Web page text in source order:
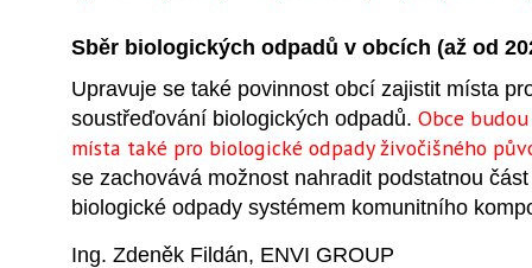
Sběr biologických odpadů v obcích (až od
Upravuje se také povinnost obcí zajistit místa
soustřeďování biologických odpadů. Obce
místa také pro biologické odpady živočišného
se zachovává možnost nahradit podstatnou
biologické odpady systémem komunitního
Ing. Zdeněk Fildán, ENVI GROUP